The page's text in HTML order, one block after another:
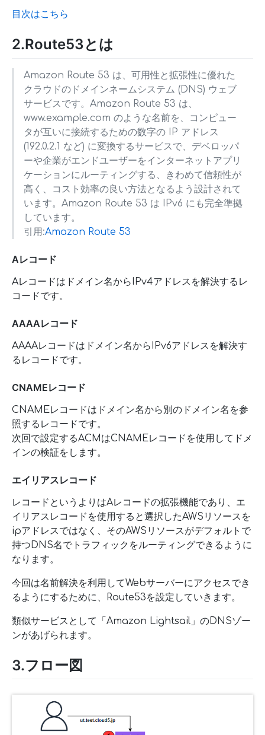
目次はこちら
2.Route53とは
Amazon Route 53 は、可用性と拡張性に優れた
クラウドのドメインネームシステム (DNS) ウェブ
サービスです。Amazon Route 53 は、
www.example.com のような名前を、コンピュー
タが互いに接続するための数字の IP アドレス
(192.0.2.1 など) に変換するサービスで、デベロッパ
ーや企業がエンドユーザーをインターネットアプリ
ケーションにルーティングする、きわめて信頼性が
高く、コスト効率の良い方法となるよう設計されて
います。Amazon Route 53 は IPv6 にも完全準拠
しています。
引用:Amazon Route 53
Aレコード
Aレコードはドメイン名からIPv4アドレスを解決するレ
コードです。
AAAAレコード
AAAAレコードはドメイン名からIPv6アドレスを解決す
るレコードです。
CNAMEレコード
CNAMEレコードはドメイン名から別のドメイン名を参
照するレコードです。
次回で設定するACMはCNAMEレコードを使用してドメ
インの検証をします。
エイリアスレコード
レコードというよりはAレコードの拡張機能であり、エ
イリアスレコードを使用すると選択したAWSリソースを
ipアドレスではなく、そのAWSリソースがデフォルトで
持つDNS名でトラフィックをルーティングできるように
なります。
今回は名前解決を利用してWebサーバーにアクセスでき
るようにするために、Route53を設定していきます。
類似サービスとして「Amazon Lightsail」のDNSゾー
ンがあげられます。
3.フロー図